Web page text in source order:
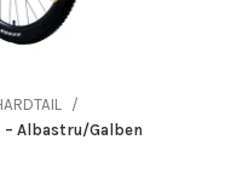
– Albastru/Galben